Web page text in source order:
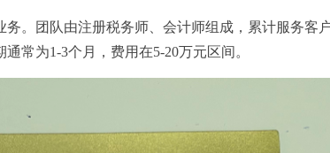
。团队由注册税务师、会计师组成，累计服务客
常为1-3个月，费用在5-20万元区间。